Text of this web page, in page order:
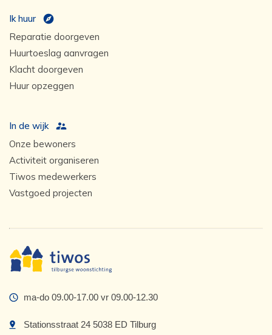
Ik huur
Reparatie doorgeven
Huurtoeslag aanvragen
Klacht doorgeven
Huur opzeggen
In de wijk
Onze bewoners
Activiteit organiseren
Tiwos medewerkers
Vastgoed projecten
ma-do 09.00-17.00 vr 09.00-12.30
Stationsstraat 24 5038 ED Tilburg